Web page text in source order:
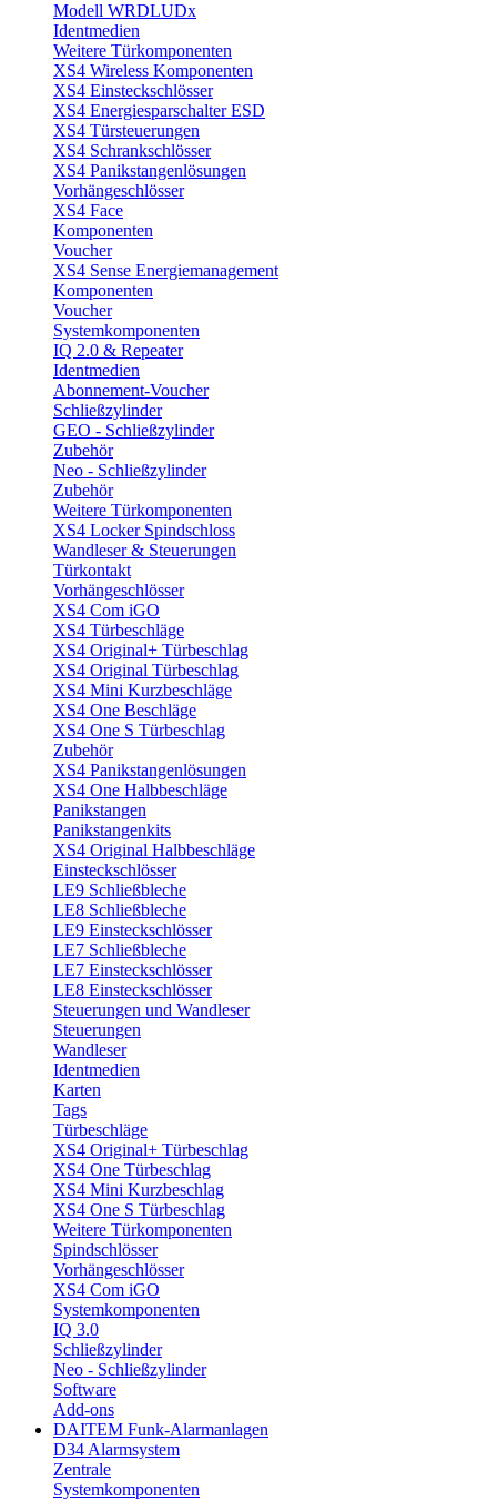
Modell WRDLUDx
Identmedien
Weitere Türkomponenten
XS4 Wireless Komponenten
XS4 Einsteckschlösser
XS4 Energiesparschalter ESD
XS4 Türsteuerungen
XS4 Schrankschlösser
XS4 Panikstangenlösungen
Vorhängeschlösser
XS4 Face
Komponenten
Voucher
XS4 Sense Energiemanagement
Komponenten
Voucher
Systemkomponenten
IQ 2.0 & Repeater
Identmedien
Abonnement-Voucher
Schließzylinder
GEO - Schließzylinder
Zubehör
Neo - Schließzylinder
Zubehör
Weitere Türkomponenten
XS4 Locker Spindschloss
Wandleser & Steuerungen
Türkontakt
Vorhängeschlösser
XS4 Com iGO
XS4 Türbeschläge
XS4 Original+ Türbeschlag
XS4 Original Türbeschlag
XS4 Mini Kurzbeschläge
XS4 One Beschläge
XS4 One S Türbeschlag
Zubehör
XS4 Panikstangenlösungen
XS4 One Halbbeschläge
Panikstangen
Panikstangenkits
XS4 Original Halbbeschläge
Einsteckschlösser
LE9 Schließbleche
LE8 Schließbleche
LE9 Einsteckschlösser
LE7 Schließbleche
LE7 Einsteckschlösser
LE8 Einsteckschlösser
Steuerungen und Wandleser
Steuerungen
Wandleser
Identmedien
Karten
Tags
Türbeschläge
XS4 Original+ Türbeschlag
XS4 One Türbeschlag
XS4 Mini Kurzbeschlag
XS4 One S Türbeschlag
Weitere Türkomponenten
Spindschlösser
Vorhängeschlösser
XS4 Com iGO
Systemkomponenten
IQ 3.0
Schließzylinder
Neo - Schließzylinder
Software
Add-ons
DAITEM Funk-Alarmanlagen
D34 Alarmsystem
Zentrale
Systemkomponenten